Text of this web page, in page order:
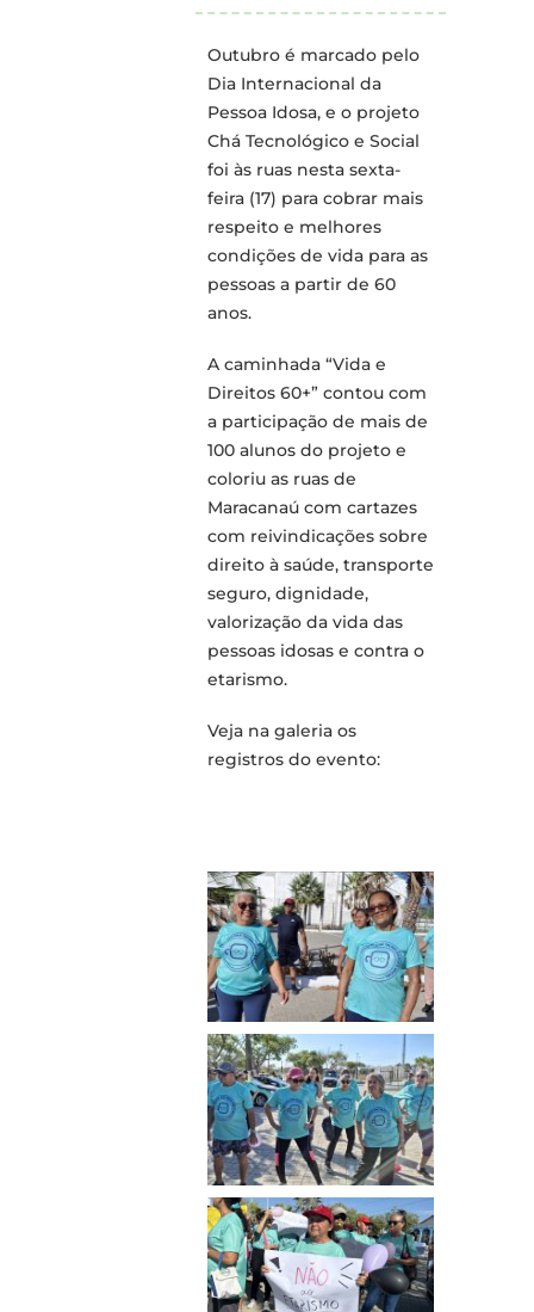
Outubro é marcado pelo
Dia Internacional da
Pessoa Idosa, e o projeto
Chá Tecnológico e Social
foi às ruas nesta sexta-
feira (17) para cobrar mais
respeito e melhores
condições de vida para as
pessoas a partir de 60
anos.
A caminhada “Vida e
Direitos 60+” contou com
a participação de mais de
100 alunos do projeto e
coloriu as ruas de
Maracanaú com cartazes
com reivindicações sobre
direito à saúde, transporte
seguro, dignidade,
valorização da vida das
pessoas idosas e contra o
etarismo.
Veja na galeria os
registros do evento: